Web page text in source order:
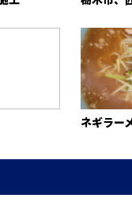
ネギラー